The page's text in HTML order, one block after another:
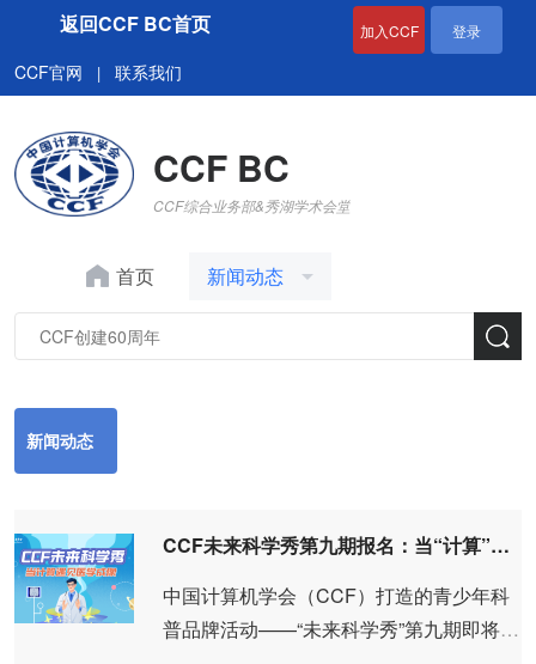
返回CCF BC首页 加入CCF 登录
CCF官网 | 联系我们
CCF BC
CCF综合业务部&秀湖学术会堂
首页 新闻动态
新闻动态
CCF未来科学秀第九期报名：当“计算”遇见医学成像，会碰撞出怎样的未来？​
中国计算机学会（CCF）打造的青少年科
普品牌活动——“未来科学秀”第九期即将拉